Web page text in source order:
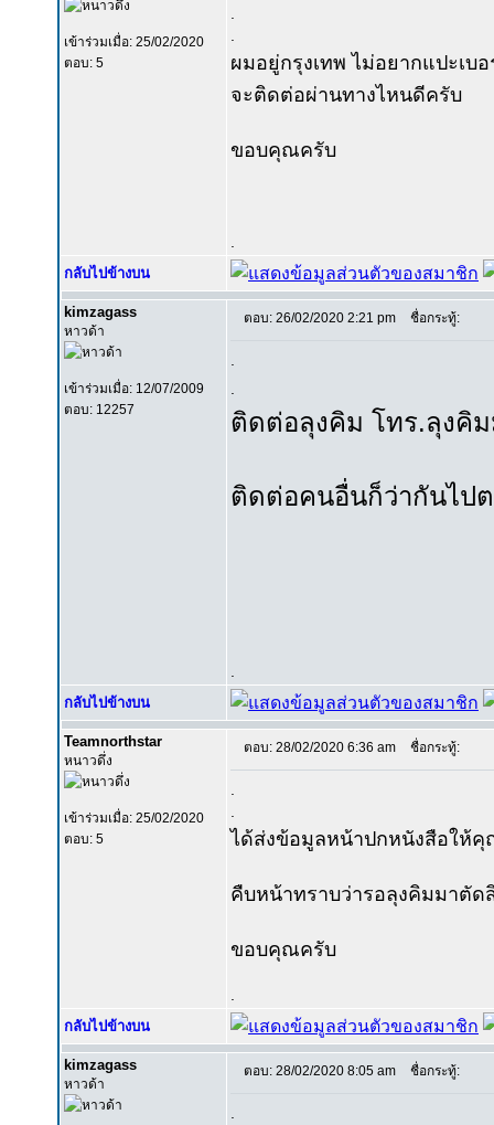
เข้าร่วมเมื่อ: 25/02/2020
ตอบ: 5
ผมอยู่กรุงเทพ ไม่อยากแปะเบอ
จะติดต่อผ่านทางไหนดีครับ
ขอบคุณครับ
กลับไปข้างบน
kimzagass
หาวด้า
เข้าร่วมเมื่อ: 12/07/2009
ตอบ: 12257
ตอบ: 26/02/2020 2:21 pm ชื่อกระทู้:
ติดต่อลุงคิม โทร.ลุงคิ
ติดต่อคนอื่นก็ว่ากันไป
กลับไปข้างบน
Teamnorthstar
หนาวดึ่ง
เข้าร่วมเมื่อ: 25/02/2020
ตอบ: 5
ตอบ: 28/02/2020 6:36 am ชื่อกระทู้:
ได้ส่งข้อมูลหน้าปกหนังสือให้
คืบหน้าทราบว่ารอลุงคิมมาตัด
ขอบคุณครับ
กลับไปข้างบน
kimzagass
หาวด้า
ตอบ: 28/02/2020 8:05 am ชื่อกระทู้: